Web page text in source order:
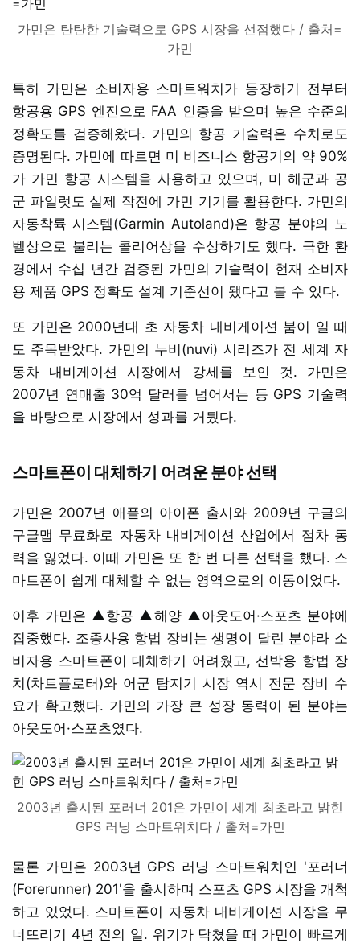
가민은 탄탄한 기술력으로 GPS 시장을 선점했다 / 출처=
가민
특히 가민은 소비자용 스마트워치가 등장하기 전부터
항공용 GPS 엔진으로 FAA 인증을 받으며 높은 수준의
정확도를 검증해왔다. 가민의 항공 기술력은 수치로도
증명된다. 가민에 따르면 미 비즈니스 항공기의 약 90%
가 가민 항공 시스템을 사용하고 있으며, 미 해군과 공
군 파일럿도 실제 작전에 가민 기기를 활용한다. 가민의
자동착륙 시스템(Garmin Autoland)은 항공 분야의 노
벨상으로 불리는 콜리어상을 수상하기도 했다. 극한 환
경에서 수십 년간 검증된 가민의 기술력이 현재 소비자
용 제품 GPS 정확도 설계 기준선이 됐다고 볼 수 있다.
또 가민은 2000년대 초 자동차 내비게이션 붐이 일 때
도 주목받았다. 가민의 누비(nuvi) 시리즈가 전 세계 자
동차 내비게이션 시장에서 강세를 보인 것. 가민은
2007년 연매출 30억 달러를 넘어서는 등 GPS 기술력
을 바탕으로 시장에서 성과를 거뒀다.
스마트폰이 대체하기 어려운 분야 선택
가민은 2007년 애플의 아이폰 출시와 2009년 구글의
구글맵 무료화로 자동차 내비게이션 산업에서 점차 동
력을 잃었다. 이때 가민은 또 한 번 다른 선택을 했다. 스
마트폰이 쉽게 대체할 수 없는 영역으로의 이동이었다.
이후 가민은 ▲항공 ▲해양 ▲아웃도어·스포츠 분야에
집중했다. 조종사용 항법 장비는 생명이 달린 분야라 소
비자용 스마트폰이 대체하기 어려웠고, 선박용 항법 장
치(차트플로터)와 어군 탐지기 시장 역시 전문 장비 수
요가 확고했다. 가민의 가장 큰 성장 동력이 된 분야는
아웃도어·스포츠였다.
2003년 출시된 포러너 201은 가민이 세계 최초라고 밝힌
GPS 러닝 스마트워치다 / 출처=가민
물론 가민은 2003년 GPS 러닝 스마트워치인 '포러너
(Forerunner) 201'을 출시하며 스포츠 GPS 시장을 개척
하고 있었다. 스마트폰이 자동차 내비게이션 시장을 무
너뜨리기 4년 전의 일. 위기가 닥쳤을 때 가민이 빠르게